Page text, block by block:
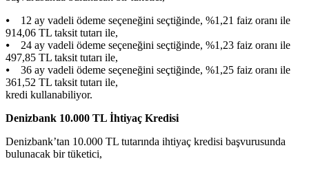
⦁ 12 ay vadeli ödeme seçeneğini seçtiğinde, %1,21 faiz oranı ile
914,06 TL taksit tutarı ile,
⦁ 24 ay vadeli ödeme seçeneğini seçtiğinde, %1,23 faiz oranı ile
497,85 TL taksit tutarı ile,
⦁ 36 ay vadeli ödeme seçeneğini seçtiğinde, %1,25 faiz oranı ile
361,52 TL taksit tutarı ile,
kredi kullanabiliyor.
Denizbank 10.000 TL İhtiyaç Kredisi
Denizbank’tan 10.000 TL tutarında ihtiyaç kredisi başvurusunda
bulunacak bir tüketici,